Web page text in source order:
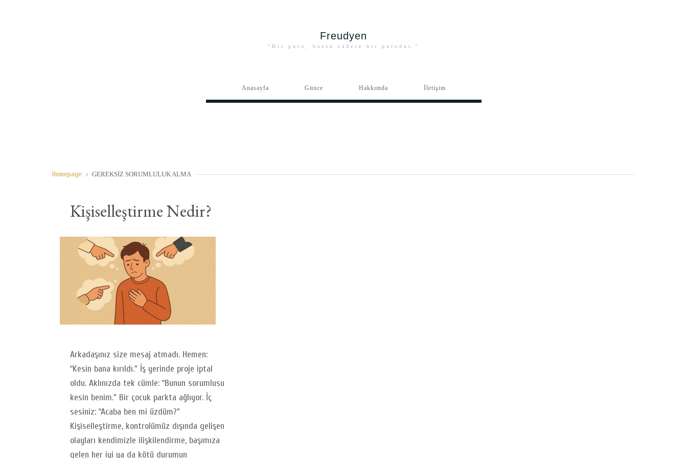
Freudyen
"Bir puro, bazen sadece bir purodur."
Anasayfa Günce Hakkımda İletişim
Homepage > GEREKSIZ SORUMLULUK ALMA
Kişiselleştirme Nedir?
Arkadaşınız size mesaj atmadı. Hemen:
“Kesin bana kırıldı.” İş yerinde proje iptal
oldu. Aklınızda tek cümle: “Bunun sorumlusu
kesin benim.” Bir çocuk parkta ağlıyor. İç
sesiniz: “Acaba ben mi üzdüm?”
Kişiselleştirme, kontrolümüz dışında gelişen
olayları kendimizle ilişkilendirme, başımıza
gelen her iyi ya da kötü durumun